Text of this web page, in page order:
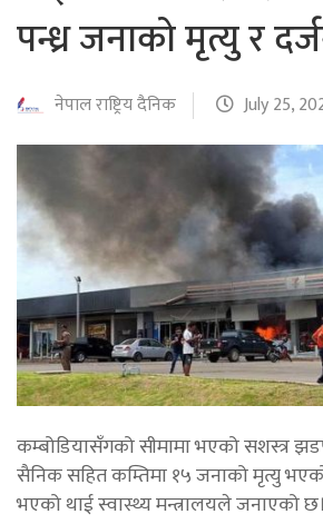
पन्ध्र जनाको मृत्यु र
नेपाल राष्ट्रिय दैनिक July 25,
कम्बोडियासँगको सीमामा भएको सशस्त्र
सैनिक सहित कम्तिमा १५ जनाको मृत्यु
भएको थाई स्वास्थ्य मन्त्रालयले जनाएको छ।